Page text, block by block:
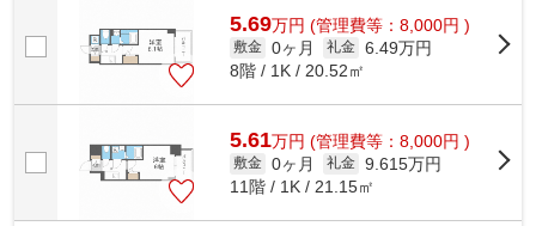
5.69万円 (管理費等：8,000円 )
敷金 0ヶ月 礼金 6.49万円
8階 / 1K / 20.52㎡
5.61万円 (管理費等：8,000円 )
敷金 0ヶ月 礼金 9.615万円
11階 / 1K / 21.15㎡